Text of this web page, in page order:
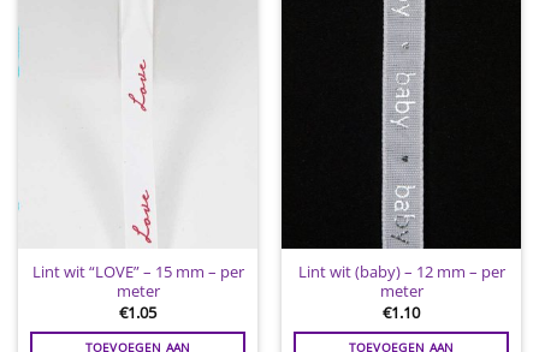
Lint wit “LOVE” – 15 mm – per
meter
€1.05
TOEVOEGEN AAN
Lint wit (baby) – 12 mm – per
meter
€1.10
TOEVOEGEN AAN